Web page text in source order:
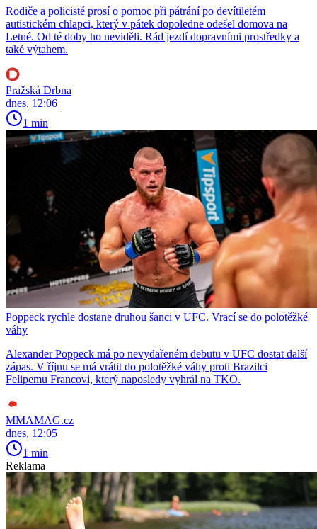
Rodiče a policisté prosí o pomoc při pátrání po devítiletém
autistickém chlapci, který v pátek dopoledne odešel domova na
Letné. Od té doby ho neviděli. Rád jezdí dopravními prostředky a
také výtahem.
Pražská Drbna
dnes, 12:06
1 min
Poppeck rychle dostane druhou šanci v UFC. Vrací se do polotěžké
váhy
Alexander Poppeck má po nevydařeném debutu v UFC dostat další
zápas. V říjnu se má vrátit do polotěžké váhy proti Brazilci
Felipemu Francovi, který naposledy vyhrál na TKO.
MMAMAG.cz
dnes, 12:05
1 min
Reklama